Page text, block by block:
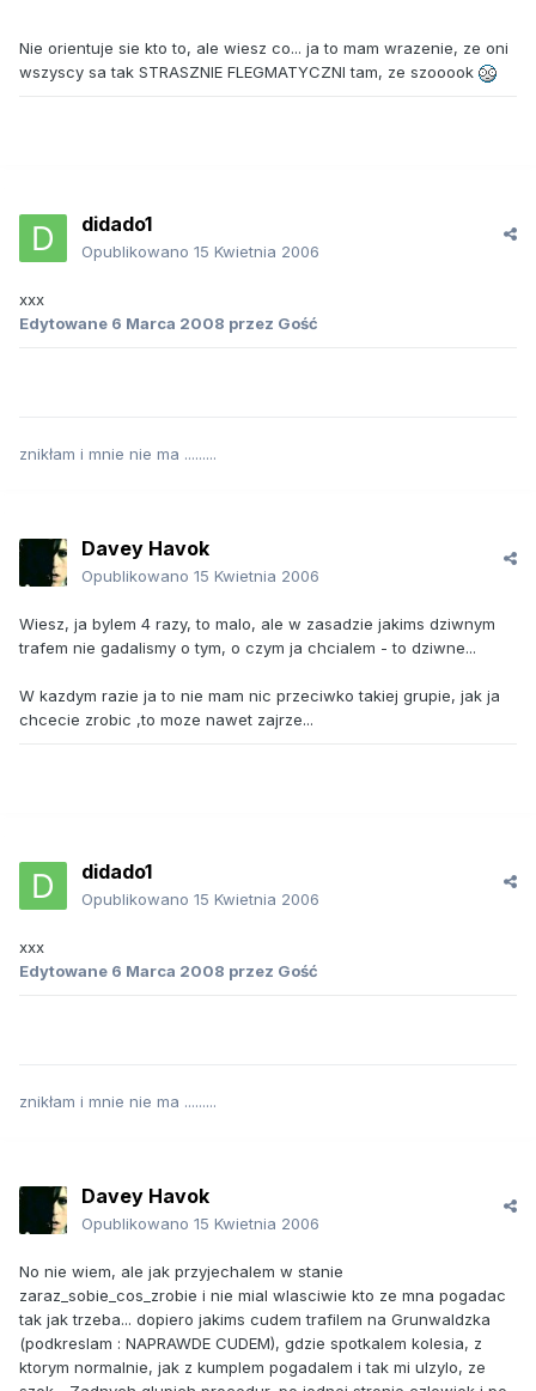
Nie orientuje sie kto to, ale wiesz co... ja to mam wrazenie, ze oni
wszyscy sa tak STRASZNIE FLEGMATYCZNI tam, ze szooook
didado1
Opublikowano 15 Kwietnia 2006
xxx
Edytowane 6 Marca 2008 przez Gość
znikłam i mnie nie ma .........
Davey Havok
Opublikowano 15 Kwietnia 2006
Wiesz, ja bylem 4 razy, to malo, ale w zasadzie jakims dziwnym
trafem nie gadalismy o tym, o czym ja chcialem - to dziwne...
W kazdym razie ja to nie mam nic przeciwko takiej grupie, jak ja
chcecie zrobic ,to moze nawet zajrze...
didado1
Opublikowano 15 Kwietnia 2006
xxx
Edytowane 6 Marca 2008 przez Gość
znikłam i mnie nie ma .........
Davey Havok
Opublikowano 15 Kwietnia 2006
No nie wiem, ale jak przyjechalem w stanie
zaraz_sobie_cos_zrobie i nie mial wlasciwie kto ze mna pogadac
tak jak trzeba... dopiero jakims cudem trafilem na Grunwaldzka
(podkreslam : NAPRAWDE CUDEM), gdzie spotkalem kolesia, z
ktorym normalnie, jak z kumplem pogadalem i tak mi ulzylo, ze